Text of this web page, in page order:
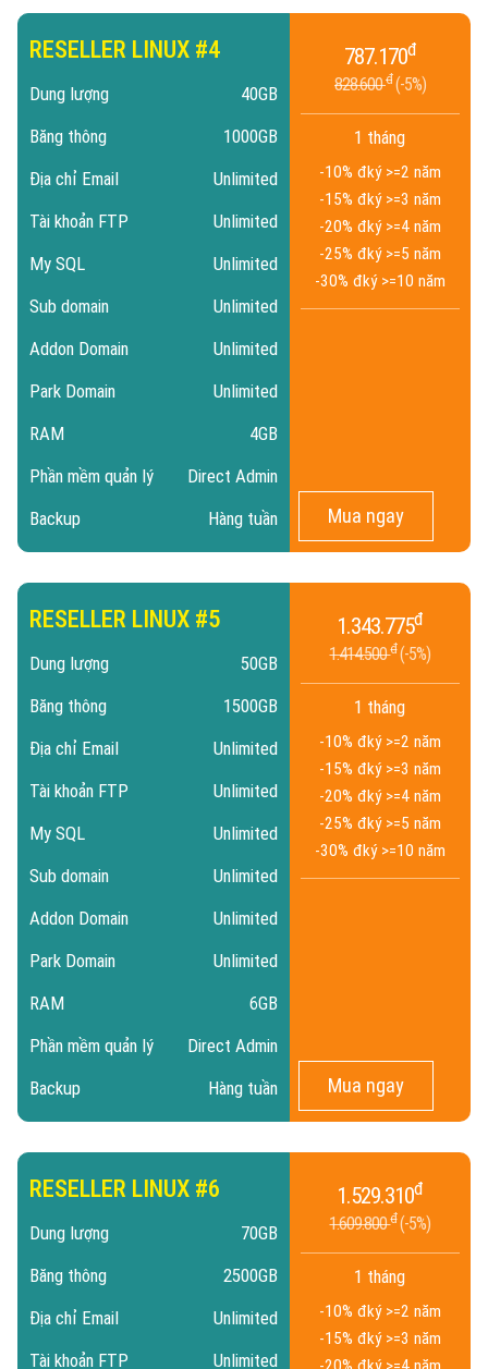
RESELLER LINUX #4
Dung lượng
40GB
Băng thông
1000GB
Địa chỉ Email
Unlimited
Tài khoản FTP
Unlimited
My SQL
Unlimited
Sub domain
Unlimited
Addon Domain
Unlimited
Park Domain
Unlimited
RAM
4GB
Phần mềm quản lý
Direct Admin
Backup
Hàng tuần
787.170đ
828.600đ 5%
1 tháng
-10% đký >=2 năm
-15% đký >=3 năm
-20% đký >=4 năm
-25% đký >=5 năm
-30% đký >=10 năm
Mua ngay
RESELLER LINUX #5
Dung lượng
50GB
Băng thông
1500GB
Địa chỉ Email
Unlimited
Tài khoản FTP
Unlimited
My SQL
Unlimited
Sub domain
Unlimited
Addon Domain
Unlimited
Park Domain
Unlimited
RAM
6GB
Phần mềm quản lý
Direct Admin
Backup
Hàng tuần
1.343.775đ
1.414.500đ 5%
1 tháng
-10% đký >=2 năm
-15% đký >=3 năm
-20% đký >=4 năm
-25% đký >=5 năm
-30% đký >=10 năm
Mua ngay
RESELLER LINUX #6
Dung lượng
70GB
Băng thông
2500GB
Địa chỉ Email
Unlimited
Tài khoản FTP
Unlimited
1.529.310đ
1.609.800đ 5%
1 tháng
-10% đký >=2 năm
-15% đký >=3 năm